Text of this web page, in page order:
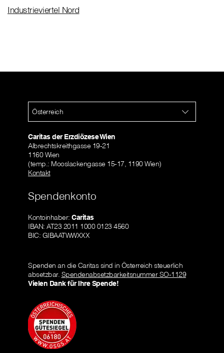
Industrieviertel Nord
Österreich
Caritas der Erzdiözese Wien
Albrechtskreithgasse 19-21
1160 Wien
(temp.: Mooslackengasse 15-17, 1190 Wien)
Kontakt
Spendenkonto
Kontoinhaber: Caritas
IBAN: AT23 2011 1000 0123 4560
BIC: GIBAATWWXXX
Spenden an die Caritas sind in Österreich steuerlich
absetzbar. Spendenabsetzbarkeitsnummer SO-1129
Vielen Dank für Ihre Spende!